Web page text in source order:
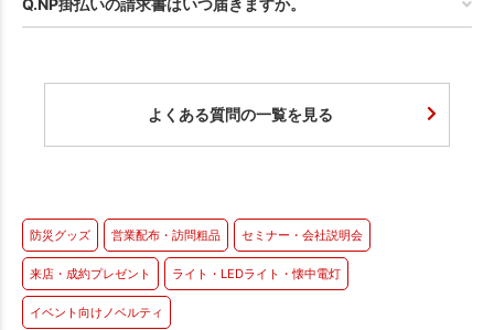
Q.NP掛払いの請求書はいつ届きますか。
よくある質問の一覧を見る
防災グッズ 営業配布・訪問粗品 セミナー・会社説明会
来店・成約プレゼント ライト・LEDライト・懐中電灯
イベント向けノベルティ